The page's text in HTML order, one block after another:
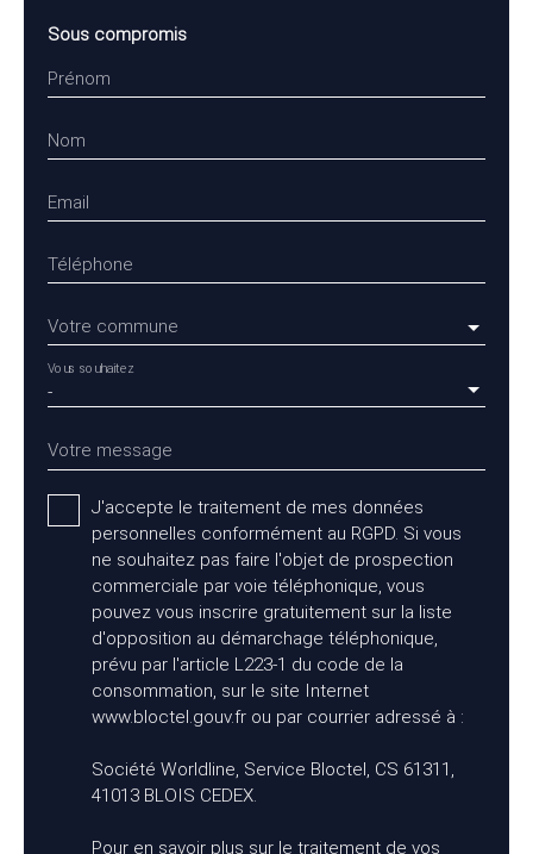
Sous compromis
Prénom
Nom
Email
Téléphone
Votre commune
-
Vous souhaitez
Votre message
J'accepte le traitement de mes données
personnelles conformément au RGPD. Si vous
ne souhaitez pas faire l'objet de prospection
commerciale par voie téléphonique, vous
pouvez vous inscrire gratuitement sur la liste
d'opposition au démarchage téléphonique,
prévu par l'article L223-1 du code de la
consommation, sur le site Internet
www.bloctel.gouv.fr ou par courrier adressé à :
Société Worldline, Service Bloctel, CS 61311,
41013 BLOIS CEDEX.
Pour en savoir plus sur le traitement de vos